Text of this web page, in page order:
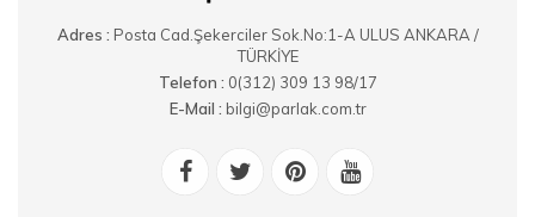
Adres : Posta Cad.Şekerciler Sok.No:1-A ULUS ANKARA /
TÜRKİYE
Telefon : 0(312) 309 13 98/17
E-Mail : bilgi@parlak.com.tr